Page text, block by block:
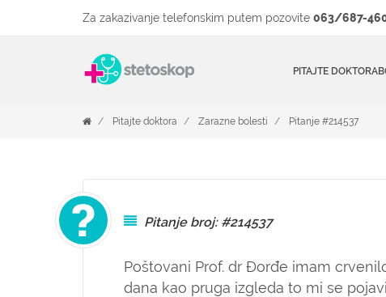
Za zakazivanje telefonskim putem pozovite 063/687-
PITAJTE DOKTORA
Pitajte doktora Zarazne bolesti Pitanje #214537
Pitanje broj: #214537
Poštovani Prof. dr Đorđe imam
dana kao pruga izgleda to mi se